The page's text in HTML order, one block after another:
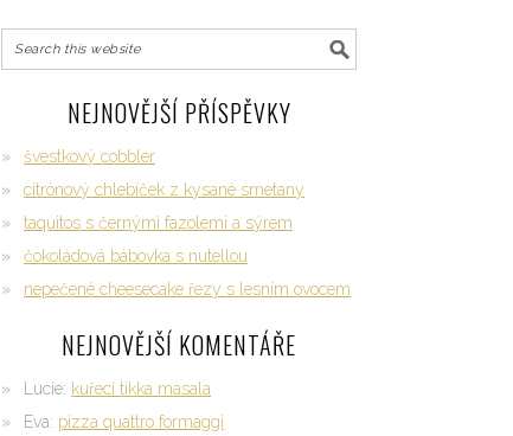
NEJNOVĚJŠÍ PŘÍSPĚVKY
švestkový cobbler
citrónový chlebíček z kysané smetany
taquitos s černými fazolemi a sýrem
čokoládová bábovka s nutellou
nepečené cheesecake řezy s lesním ovocem
NEJNOVĚJŠÍ KOMENTÁŘE
Lucie: kuřecí tikka masala
Eva: pizza quattro formaggi